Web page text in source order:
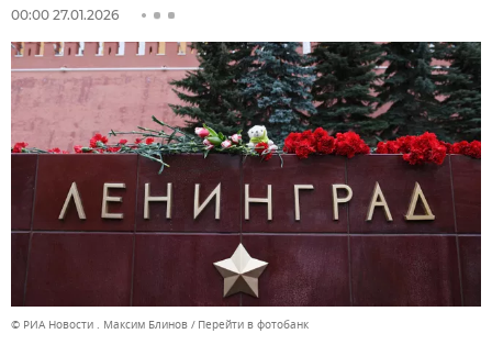
00:00 27.01.2026
© РИА Новости . Максим Блинов Перейти в фотобанк